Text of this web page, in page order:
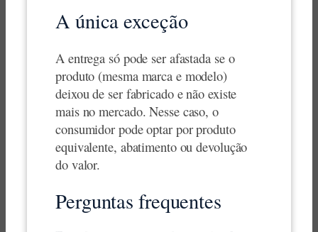
A única exceção
A entrega só pode ser afastada se o
produto (mesma marca e modelo)
deixou de ser fabricado e não existe
mais no mercado. Nesse caso, o
consumidor pode optar por produto
equivalente, abatimento ou devolução
do valor.
Perguntas frequentes